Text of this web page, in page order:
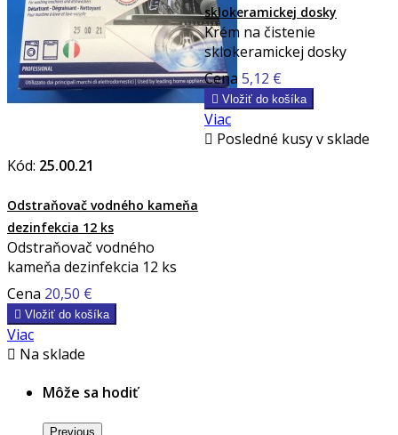
Kód: 25.00.21
Odstraňovač vodného kameňa
dezinfekcia 12 ks
Odstraňovač vodného
kameňa dezinfekcia 12 ks
Cena 20,50 €
 Vložiť do košíka
Viac
 Na sklade
sklokeramickej dosky
Krém na čistenie
sklokeramickej dosky
Cena 5,12 €
 Vložiť do košíka
Viac
 Posledné kusy v sklade
Môže sa hodiť
Previous